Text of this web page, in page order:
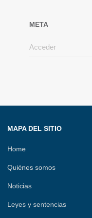
META
Acceder
MAPA DEL SITIO
Home
Quiénes somos
Noticias
Leyes y sentencias